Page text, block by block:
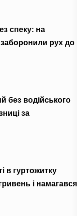
спеку: на
заборонили рух до
без водійського
за
в гуртожитку
і намагався